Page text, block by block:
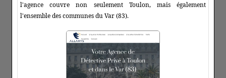
l'agence couvre non seulement Toulon, mais également
l'ensemble des communes du Var (83).